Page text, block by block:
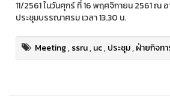
11/2561 ในวันศุกร์ ที่ 16 พฤศจิกายน 2561 ณ
ประชุมบรรณาศรม เวลา 13.30 น.
Meeting,ssru,uc,ประชุม,ฝ่ายกิจก